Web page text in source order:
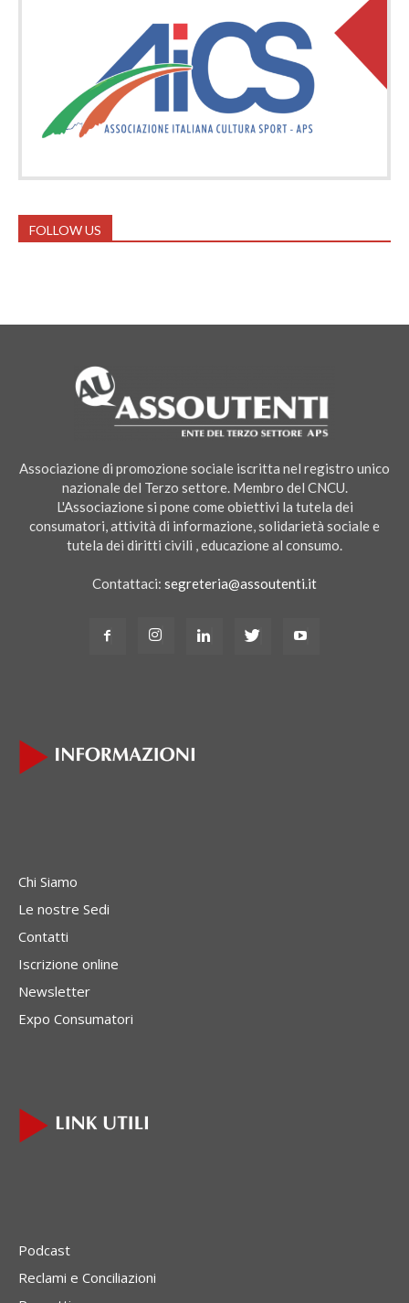
FOLLOW US
Associazione di promozione sociale iscritta nel registro unico
nazionale del Terzo settore. Membro del CNCU.
L'Associazione si pone come obiettivi la tutela dei
consumatori, attività di informazione, solidarietà sociale e
tutela dei diritti civili , educazione al consumo.
Contattaci: segreteria@assoutenti.it
Chi Siamo
Le nostre Sedi
Contatti
Iscrizione online
Newsletter
Expo Consumatori
Podcast
Reclami e Conciliazioni